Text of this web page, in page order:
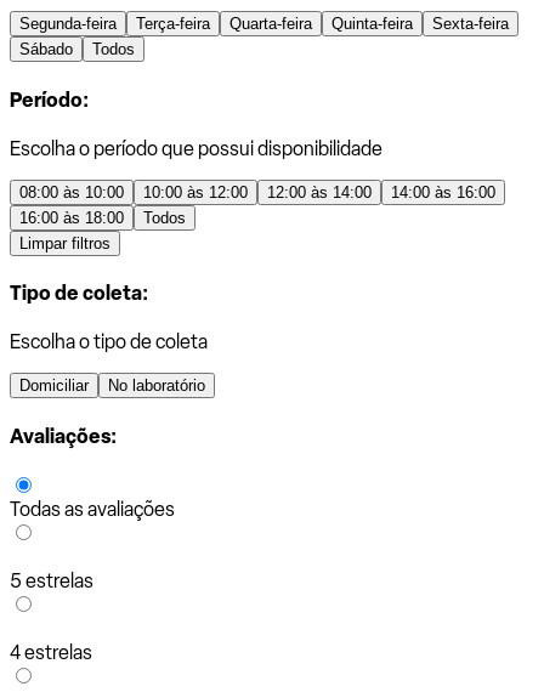
Segunda-feira Terça-feira Quarta-feira Quinta-feira
Sexta-feira
Sábado
Todos
Período:
Escolha o período que possui disponibilidade
08:00 às 10:00 10:00 às 12:00 12:00 às 14:00
14:00 às 16:00
16:00 às 18:00
Todos
Limpar filtros
Tipo de coleta:
Escolha o tipo de coleta
Domiciliar No laboratório
Avaliações:
Todas as avaliações
5 estrelas
4 estrelas